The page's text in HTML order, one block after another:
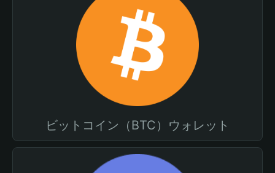
ビットコイン（BTC）ウォレット